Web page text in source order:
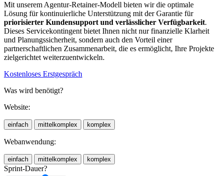
Mit unserem Agentur-Retainer-Modell bieten wir die optimale
Lösung für kontinuierliche Unterstützung mit der Garantie für
priorisierter Kundensupport und verlässlicher Verfügbarkeit.
Dieses Servicekontingent bietet Ihnen nicht nur finanzielle Klarheit
und Planungssicherheit, sondern auch den Vorteil einer
partnerschaftlichen Zusammenarbeit, die es ermöglicht, Ihre Projekte
zielgerichtet weiterzuentwickeln.
Kostenloses Erstgespräch
Was wird benötigt?
Website:
einfach mittelkomplex komplex
Webanwendung:
einfach mittelkomplex komplex
Sprint-Dauer?